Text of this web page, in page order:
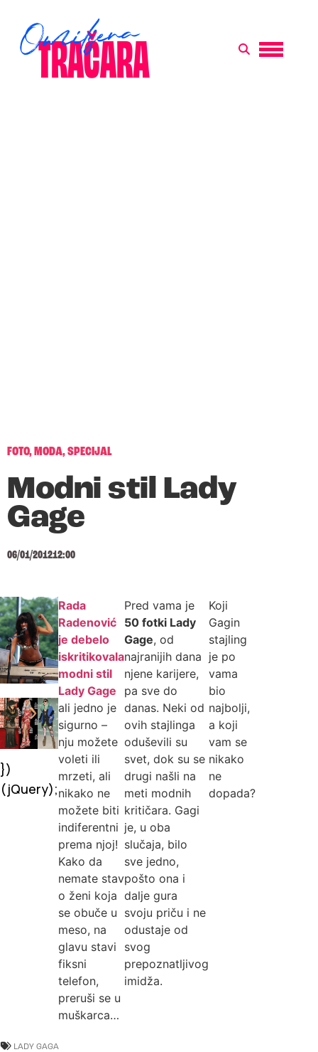
FOTO,MODA,SPECIJAL
Modni stil Lady
Gage
06/01/201212:00
})
(jQuery);
Rada
Radenović
je debelo
iskritikovala
modni stil
Lady Gage
ali jedno je
sigurno –
nju možete
voleti ili
mrzeti, ali
nikako ne
možete biti
indiferentni
prema njoj!
Kako da
nemate stav
o ženi koja
se obuče u
meso, na
glavu stavi
fiksni
telefon,
preruši se u
muškarca…
Pred vama je
50 fotki Lady
Gage, od
najranijih dana
njene karijere,
pa sve do
danas. Neki od
ovih stajlinga
oduševili su
svet, dok su se
drugi našli na
meti modnih
kritičara. Gagi
je, u oba
slučaja, bilo
sve jedno,
pošto ona i
dalje gura
svoju priču i ne
odustaje od
svog
prepoznatljivog
imidža.
Koji
Gagin
stajling
je po
vama
bio
najbolji,
a koji
vam se
nikako
ne
dopada?
LADY GAGA